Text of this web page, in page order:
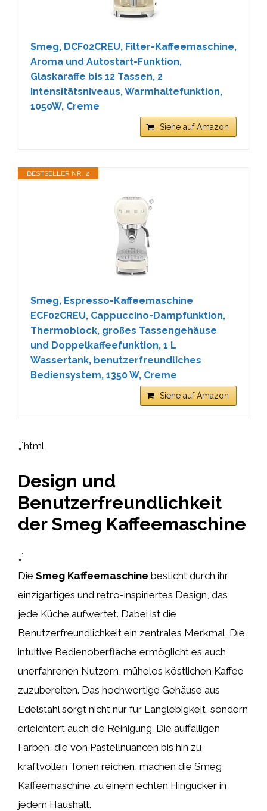
Smeg, DCF02CREU, Filter-Kaffeemaschine,
Aroma und Autostart-Funktion,
Glaskaraffe bis 12 Tassen, 2
Intensitätsniveaus, Warmhaltefunktion,
1050W, Creme
Siehe auf Amazon
BESTSELLER NR. 2
Smeg, Espresso-Kaffeemaschine
ECF02CREU, Cappuccino-Dampfunktion,
Thermoblock, großes Tassengehäuse
und Doppelkaffeefunktion, 1 L
Wassertank, benutzerfreundliches
Bediensystem, 1350 W, Creme
Siehe auf Amazon
„`html
Design und
Benutzerfreundlichkeit
der Smeg Kaffeemaschine
„`
Die Smeg Kaffeemaschine besticht durch ihr
einzigartiges und retro-inspiriertes Design, das
jede Küche aufwertet. Dabei ist die
Benutzerfreundlichkeit ein zentrales Merkmal. Die
intuitive Bedienoberfläche ermöglicht es auch
unerfahrenen Nutzern, mühelos köstlichen Kaffee
zuzubereiten. Das hochwertige Gehäuse aus
Edelstahl sorgt nicht nur für Langlebigkeit, sondern
erleichtert auch die Reinigung. Die auffälligen
Farben, die von Pastellnuancen bis hin zu
kraftvollen Tönen reichen, machen die Smeg
Kaffeemaschine zu einem echten Hingucker in
jedem Haushalt.